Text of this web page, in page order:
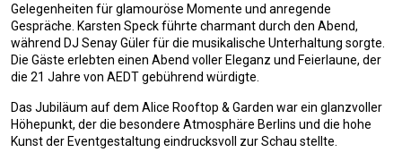
Gelegenheiten für glamouröse Momente und anregende
Gespräche. Karsten Speck führte charmant durch den Abend,
während DJ Senay Güler für die musikalische Unterhaltung sorgte.
Die Gäste erlebten einen Abend voller Eleganz und Feierlaune, der
die 21 Jahre von AEDT gebührend würdigte.
Das Jubiläum auf dem Alice Rooftop & Garden war ein glanzvoller
Höhepunkt, der die besondere Atmosphäre Berlins und die hohe
Kunst der Eventgestaltung eindrucksvoll zur Schau stellte.